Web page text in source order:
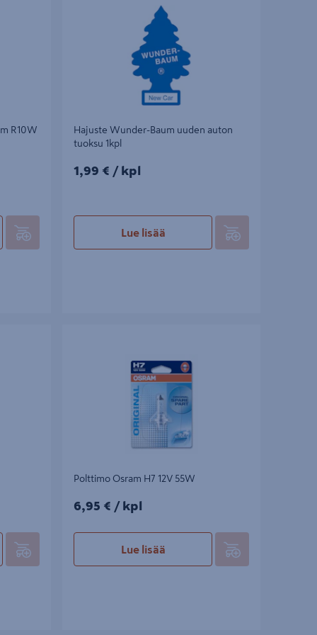
R10W
Hajuste Wunder-Baum uuden auton
tuoksu 1kpl
1,99€/kpl
1,99 € / kpl
Lue lisää
Polttimo Osram H7 12V 55W
6,95€/kpl
6,95 € / kpl
Lue lisää